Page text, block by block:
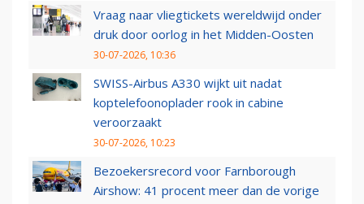
Vraag naar vliegtickets wereldwijd onder
druk door oorlog in het Midden-Oosten
30-07-2026, 10:36
SWISS-Airbus A330 wijkt uit nadat
koptelefoonoplader rook in cabine
veroorzaakt
30-07-2026, 10:23
Bezoekersrecord voor Farnborough
Airshow: 41 procent meer dan de vorige